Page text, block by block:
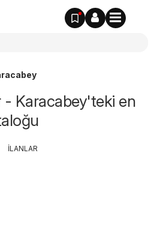
- Karacabey'teki en
İLANLAR